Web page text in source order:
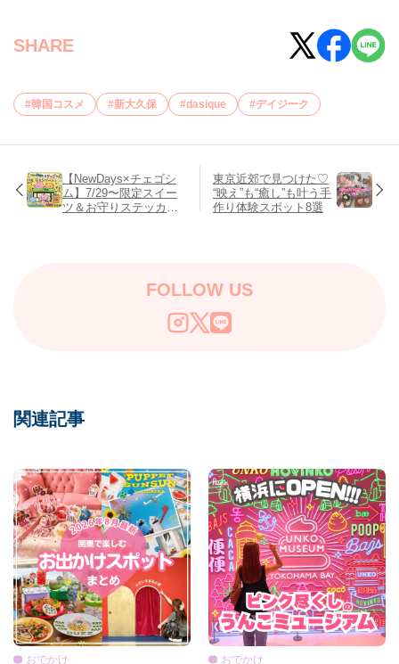
SHARE
韓国コスメ 新大久保 dasique デイジーク
【NewDays×チェゴシ
ム】7/29〜限定スイー
ツ＆お守りステッカー
東京近郊で見つけた♡
“映え”も“癒し”も叶う手
作り体験スポット8選
FOLLOW US
関連記事
おでかけ おでかけ